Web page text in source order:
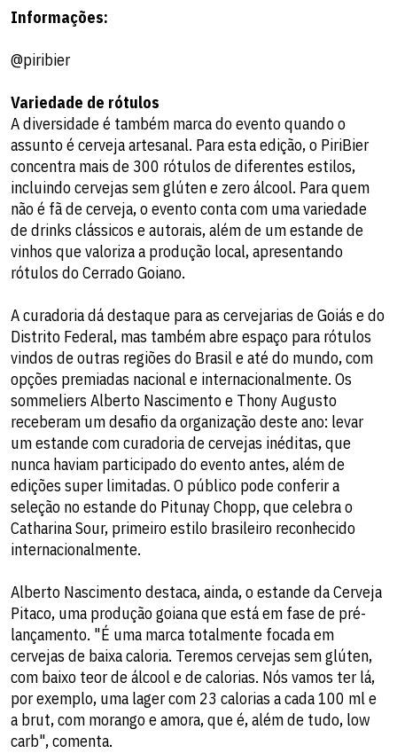
Informações:
@piribier
Variedade de rótulos
A diversidade é também marca do evento quando o
assunto é cerveja artesanal. Para esta edição, o PiriBier
concentra mais de 300 rótulos de diferentes estilos,
incluindo cervejas sem glúten e zero álcool. Para quem
não é fã de cerveja, o evento conta com uma variedade
de drinks clássicos e autorais, além de um estande de
vinhos que valoriza a produção local, apresentando
rótulos do Cerrado Goiano.
A curadoria dá destaque para as cervejarias de Goiás e do
Distrito Federal, mas também abre espaço para rótulos
vindos de outras regiões do Brasil e até do mundo, com
opções premiadas nacional e internacionalmente. Os
sommeliers Alberto Nascimento e Thony Augusto
receberam um desafio da organização deste ano: levar
um estande com curadoria de cervejas inéditas, que
nunca haviam participado do evento antes, além de
edições super limitadas. O público pode conferir a
seleção no estande do Pitunay Chopp, que celebra o
Catharina Sour, primeiro estilo brasileiro reconhecido
internacionalmente.
Alberto Nascimento destaca, ainda, o estande da Cerveja
Pitaco, uma produção goiana que está em fase de pré-
lançamento. "É uma marca totalmente focada em
cervejas de baixa caloria. Teremos cervejas sem glúten,
com baixo teor de álcool e de calorias. Nós vamos ter lá,
por exemplo, uma lager com 23 calorias a cada 100 ml e
a brut, com morango e amora, que é, além de tudo, low
carb", comenta.